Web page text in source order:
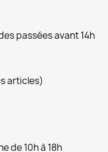
passées avant 14h
articles)
de 10h à 18h